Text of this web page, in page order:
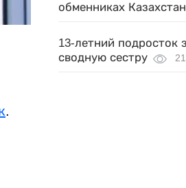
.
обменниках
13-летний подросток
сводную сестру